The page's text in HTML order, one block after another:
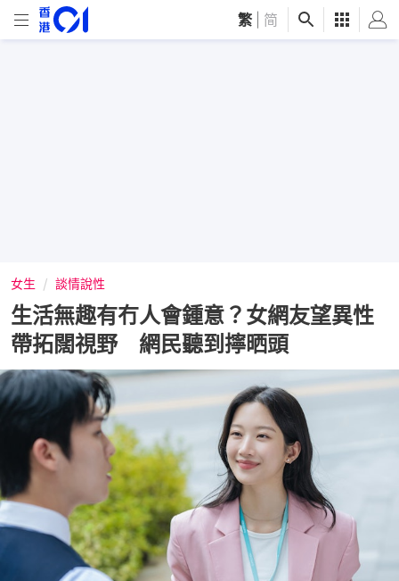
繁 简
女生 談情說性
生活無趣有冇人會鍾意？女網友望異性
帶拓闊視野 網民聽到擰晒頭